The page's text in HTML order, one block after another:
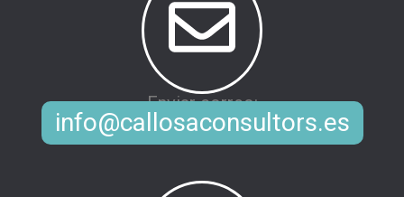
Enviar correo:
info@callosaconsultors.es